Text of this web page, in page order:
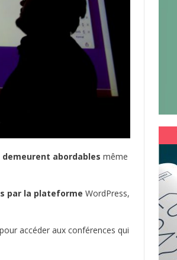
demeurent abordables même
par la plateforme WordPress,
pour accéder aux conférences qui